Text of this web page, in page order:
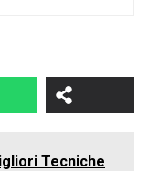
Tecniche